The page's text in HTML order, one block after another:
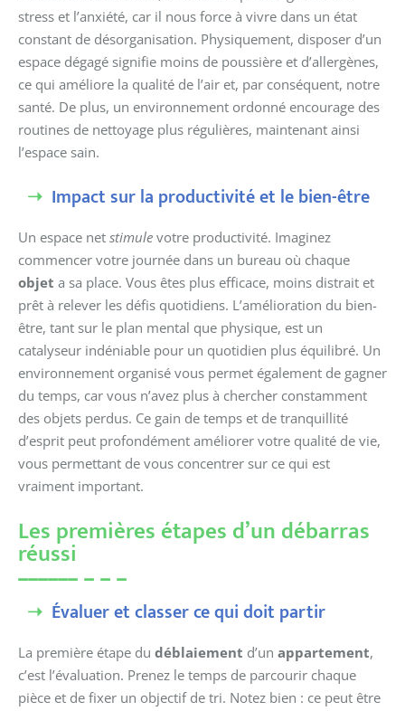
stress et l’anxiété, car il nous force à vivre dans un état
constant de désorganisation. Physiquement, disposer d’un
espace dégagé signifie moins de poussière et d’allergènes,
ce qui améliore la qualité de l’air et, par conséquent, notre
santé. De plus, un environnement ordonné encourage des
routines de nettoyage plus régulières, maintenant ainsi
l’espace sain.
Impact sur la productivité et le bien-être
Un espace net stimule votre productivité. Imaginez
commencer votre journée dans un bureau où chaque
objet a sa place. Vous êtes plus efficace, moins distrait et
prêt à relever les défis quotidiens. L’amélioration du bien-
être, tant sur le plan mental que physique, est un
catalyseur indéniable pour un quotidien plus équilibré. Un
environnement organisé vous permet également de gagner
du temps, car vous n’avez plus à chercher constamment
des objets perdus. Ce gain de temps et de tranquillité
d’esprit peut profondément améliorer votre qualité de vie,
vous permettant de vous concentrer sur ce qui est
vraiment important.
Les premières étapes d’un débarras
réussi
Évaluer et classer ce qui doit partir
La première étape du déblaiement d’un appartement,
c’est l’évaluation. Prenez le temps de parcourir chaque
pièce et de fixer un objectif de tri. Notez bien : ce peut être